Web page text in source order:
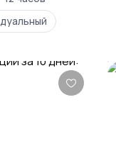
в сердце